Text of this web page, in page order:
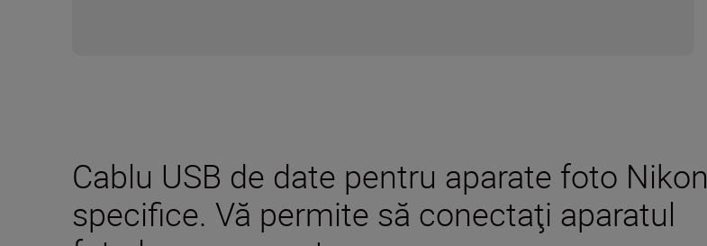
Cablu USB de date pentru aparate foto Nikon
specifice. Vă permite să conectaţi aparatul